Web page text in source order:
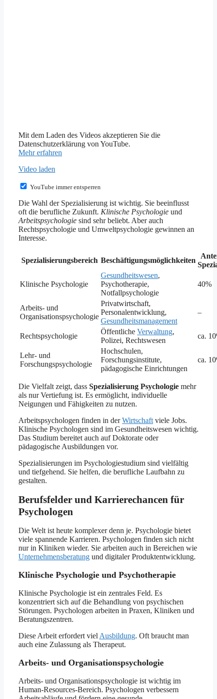
Mit dem Laden des Videos akzeptieren Sie die
Datenschutzerklärung von YouTube.
Mehr erfahren
Video laden
YouTube immer entsperren
Die Wahl der Spezialisierung ist wichtig. Sie beeinflusst
oft die berufliche Zukunft. Klinische Psychologie und
Arbeitspsychologie sind sehr beliebt. Aber auch
Rechtspsychologie und Umweltpsychologie gewinnen an
Interesse.
Spezialisierungsbereich Beschäftigungsmöglichkeiten
Klinische Psychologie
Gesundheitswesen,
Psychotherapie,
Notfallpsychologie
40%
Arbeits- und
Organisationspsychologie
Privatwirtschaft,
Personalentwicklung,
Gesundheitsmanagement
–
Rechtspsychologie
Öffentliche Verwaltung,
Polizei, Rechtswesen
ca.
Lehr- und
Forschungspsychologie
Hochschulen,
Forschungsinstitute,
pädagogische Einrichtungen
ca.
Die Vielfalt zeigt, dass Spezialisierung Psychologie mehr
als nur Vertiefung ist. Es ermöglicht, individuelle
Neigungen und Fähigkeiten zu nutzen.
Arbeitspsychologen finden in derWirtschaft viele Jobs.
Klinische Psychologen sind im Gesundheitswesen wichtig.
Das Studium bereitet auch auf Doktorate oder
pädagogische Ausbildungen vor.
Spezialisierungen im Psychologiestudium sind vielfältig
und tiefgehend. Sie helfen, die berufliche Laufbahn zu
gestalten.
Berufsfelder und Karrierechancen für
Psychologen
Die Welt ist heute komplexer denn je. Psychologie bietet
viele spannende Karrieren. Psychologen finden sich nicht
nur in Kliniken wieder. Sie arbeiten auch in Bereichen wie
Unternehmensberatung und digitaler Produktentwicklung.
Klinische Psychologie und Psychotherapie
Klinische Psychologie ist ein zentrales Feld. Es
konzentriert sich auf die Behandlung von psychischen
Störungen. Psychologen arbeiten in Praxen, Kliniken und
Beratungszentren.
Diese Arbeit erfordert viel Ausbildung. Oft braucht man
auch eine Zulassung als Therapeut.
Arbeits- und Organisationspsychologie
Arbeits- und Organisationspsychologie ist wichtig im
Human-Resources-Bereich. Psychologen verbessern